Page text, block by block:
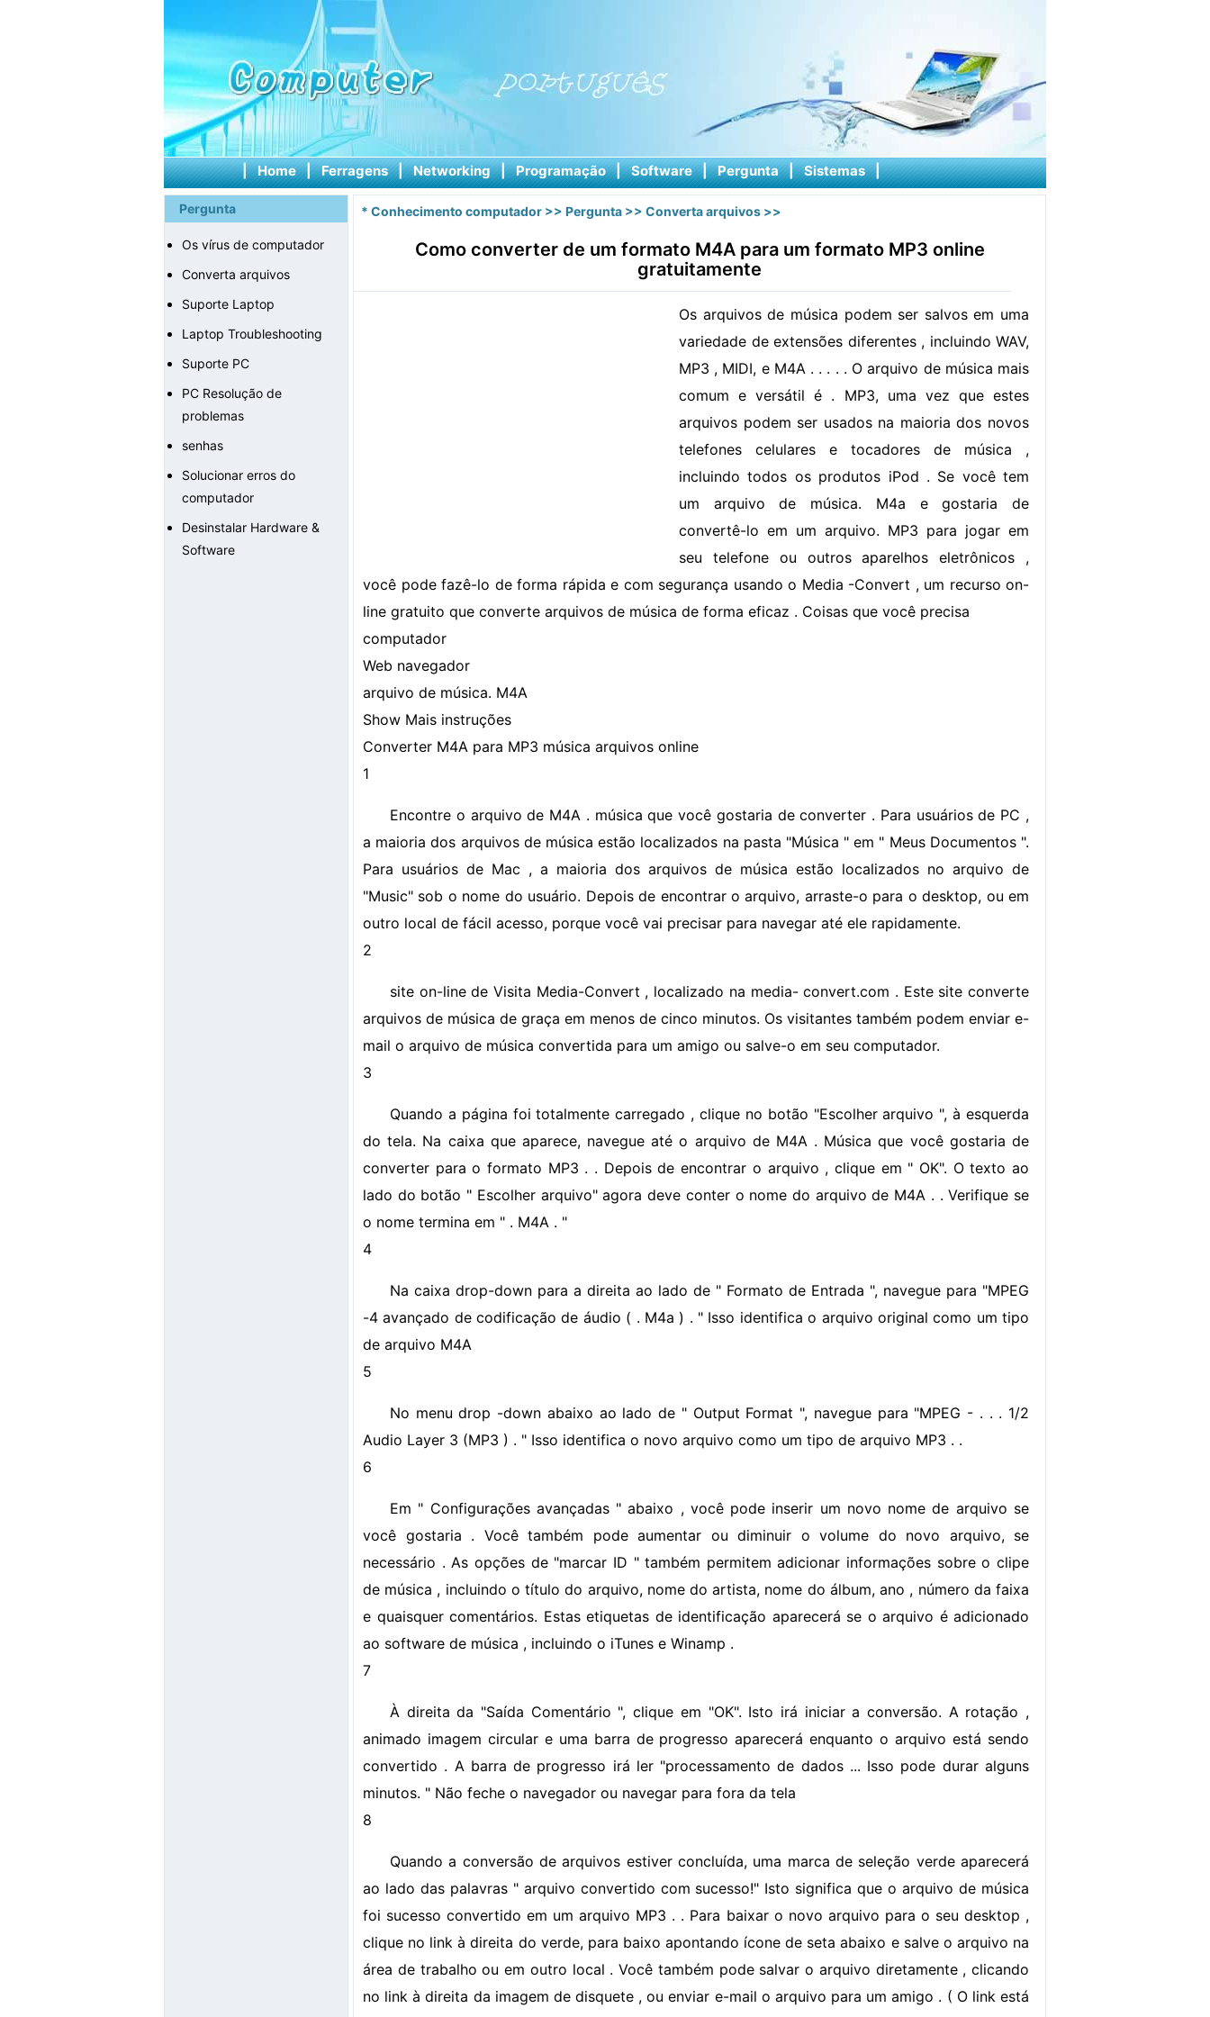
| Home | Ferragens | Networking | Programação | Software | Pergunta | Sistemas |
Pergunta
Os vírus de computador
Converta arquivos
Suporte Laptop
Laptop Troubleshooting
Suporte PC
PC Resolução de
problemas
senhas
Solucionar erros do
computador
Desinstalar Hardware &
Software
* Conhecimento computador >> Pergunta >> Converta arquivos >>
Como converter de um formato M4A para um formato MP3 online
gratuitamente
Os arquivos de música podem ser salvos em uma
variedade de extensões diferentes , incluindo WAV,
MP3 , MIDI, e M4A . . . . . O arquivo de música mais
comum e versátil é . MP3, uma vez que estes
arquivos podem ser usados ​​na maioria dos novos
telefones celulares e tocadores de música ,
incluindo todos os produtos iPod . Se você tem
um arquivo de música. M4a e gostaria de
convertê-lo em um arquivo. MP3 para jogar em
seu telefone ou outros aparelhos eletrônicos ,
você pode fazê-lo de forma rápida e com segurança usando o Media -Convert , um recurso on-
line gratuito que converte arquivos de música de forma eficaz . Coisas que você precisa
computador
Web navegador
arquivo de música. M4A
Show Mais instruções
Converter M4A para MP3 música arquivos online
1
Encontre o arquivo de M4A . música que você gostaria de converter . Para usuários de PC ,
a maioria dos arquivos de música estão localizados na pasta "Música " em " Meus Documentos ".
Para usuários de Mac , a maioria dos arquivos de música estão localizados no arquivo de
"Music" sob o nome do usuário. Depois de encontrar o arquivo, arraste-o para o desktop, ou em
outro local de fácil acesso, porque você vai precisar para navegar até ele rapidamente.
2
site on-line de Visita Media-Convert , localizado na media- convert.com . Este site converte
arquivos de música de graça em menos de cinco minutos. Os visitantes também podem enviar e-
mail o arquivo de música convertida para um amigo ou salve-o em seu computador.
3
Quando a página foi totalmente carregado , clique no botão "Escolher arquivo ", à esquerda
do tela. Na caixa que aparece, navegue até o arquivo de M4A . Música que você gostaria de
converter para o formato MP3 . . Depois de encontrar o arquivo , clique em " OK". O texto ao
lado do botão " Escolher arquivo" agora deve conter o nome do arquivo de M4A . . Verifique se
o nome termina em " . M4A . "
4
Na caixa drop-down para a direita ao lado de " Formato de Entrada ", navegue para "MPEG
-4 avançado de codificação de áudio ( . M4a ) . " Isso identifica o arquivo original como um tipo
de arquivo M4A
5
No menu drop -down abaixo ao lado de " Output Format ", navegue para "MPEG - . . . 1/2
Audio Layer 3 (MP3 ) . " Isso identifica o novo arquivo como um tipo de arquivo MP3 . .
6
Em " Configurações avançadas " abaixo , você pode inserir um novo nome de arquivo se
você gostaria . Você também pode aumentar ou diminuir o volume do novo arquivo, se
necessário . As opções de "marcar ID " também permitem adicionar informações sobre o clipe
de música , incluindo o título do arquivo, nome do artista, nome do álbum, ano , número da faixa
e quaisquer comentários. Estas etiquetas de identificação aparecerá se o arquivo é adicionado
ao software de música , incluindo o iTunes e Winamp .
7
À direita da "Saída Comentário ", clique em "OK". Isto irá iniciar a conversão. A rotação ,
animado imagem circular e uma barra de progresso aparecerá enquanto o arquivo está sendo
convertido . A barra de progresso irá ler "processamento de dados ... Isso pode durar alguns
minutos. " Não feche o navegador ou navegar para fora da tela
8
Quando a conversão de arquivos estiver concluída, uma marca de seleção verde aparecerá
ao lado das palavras " arquivo convertido com sucesso!" Isto significa que o arquivo de música
foi sucesso convertido em um arquivo MP3 . . Para baixar o novo arquivo para o seu desktop ,
clique no link à direita do verde, para baixo apontando ícone de seta abaixo e salve o arquivo na
área de trabalho ou em outro local . Você também pode salvar o arquivo diretamente , clicando
no link à direita da imagem de disquete , ou enviar e-mail o arquivo para um amigo . ( O link está